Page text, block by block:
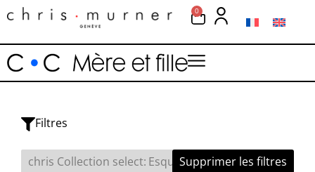
0
Filtres
chris Collection select: Esquisse ×
Supprimer les filtres